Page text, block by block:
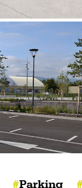
Parking